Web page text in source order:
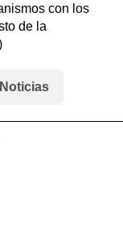
con los
de la